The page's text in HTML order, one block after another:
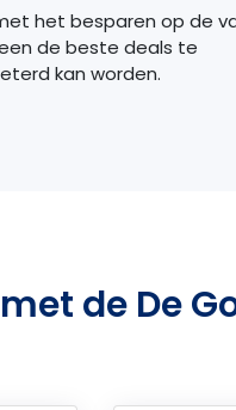
het besparen op de
de beste deals te
kan worden.
de De